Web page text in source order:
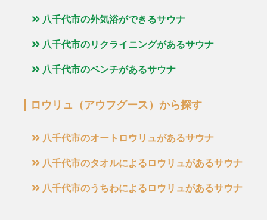
八千代市の外気浴ができるサウナ
八千代市のリクライニングがあるサウナ
八千代市のベンチがあるサウナ
ロウリュ（アウフグース）から探す
八千代市のオートロウリュがあるサウナ
八千代市のタオルによるロウリュがあるサウナ
八千代市のうちわによるロウリュがあるサウナ